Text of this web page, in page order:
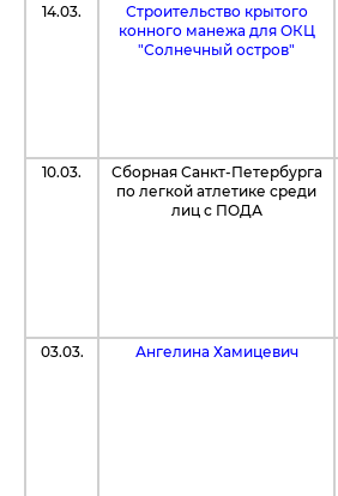
14.03.
Строительство крытого
конного манежа для ОКЦ
"Солнечный остров"
10.03.
Сборная Санкт-Петербурга
по легкой атлетике среди
лиц с ПОДА
03.03.
Ангелина Хамицевич